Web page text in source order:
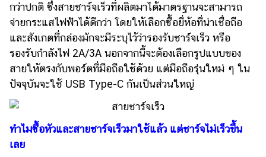
ราคา
ทอง
ราคา
น้ำมัน
วา
ไร
ตี้
แต่งงาน
กว่าปกติ ซึ่งสายชาร์จเร็วที่ผลิตมาได้มาตรฐานจะสามารถ
จ่ายกระแสไฟฟ้าได้ดีกว่า โดยให้เลือกซื้อยี่ห้อที่น่าเชื่อถือ
และสังเกตที่กล่องมักจะมีระบุไว้ว่ารองรับชาร์จเร็ว หรือ
รองรับกำลังไฟ 2A/3A นอกจากนี้จะต้องเลือกรูปแบบของ
สายให้ตรงกับพอร์ตที่มือถือใช้ด้วย แต่มือถือรุ่นใหม่ ๆ ใน
ปัจจุบันจะใช้ USB Type-C กันเป็นส่วนใหญ่
ทำไมซื้อหัวและสายชาร์จเร็วมาใช้แล้ว แต่ชาร์จไม่เร็วขึ้น
เลย